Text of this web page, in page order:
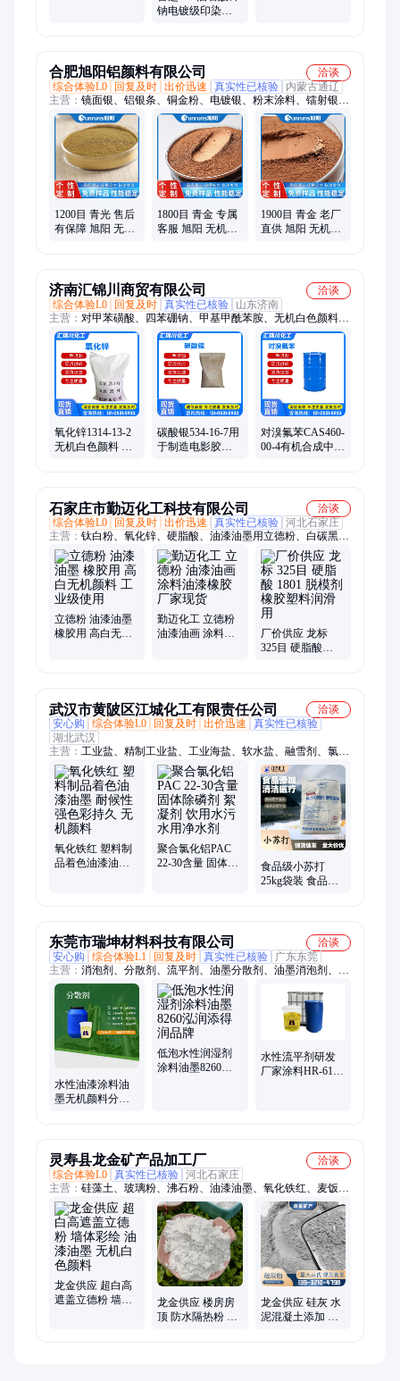
钠电镀级印染还
合肥旭阳铝颜料有限公司
洽谈
综合体验L0
回复及时 出价迅速 真实性已核验
内蒙古通辽
主营： 镜面银、铝银条、铜金粉、电镀银、粉末涂料、镭射银
浆、细白铝银浆、专业铝银粉、油性铝银浆、水性铝银浆、漂浮
铝银浆、闪光铝银浆、耐高温银粉、亮白金属颜料、仿电镀铝银
浆
1200目 青光 售后
有保障 旭阳 无机
1800目 青金 专属
客服 旭阳 无机颜
1900目 青金 老厂
直供 旭阳 无机颜
济南汇锦川商贸有限公司
洽谈
综合体验L0
回复及时 真实性已核验
山东济南
主营： 对甲苯磺酸、四苯硼钠、甲基甲酰苯胺、无机白色颜料、
氟硼酸钾、氯化亚锡、糠醇树脂、氟硼酸钠、氟化铝、丙二醇、
异辛酸钴
氧化锌1314-13-2
无机白色颜料 油
碳酸银534-16-7用
于制造电影胶片
对溴氟苯CAS460-
00-4有机合成中间
石家庄市勤迈化工科技有限公司
洽谈
综合体验L0
回复及时 出价迅速 真实性已核验 河北石家庄
主营： 钛白粉、氧化锌、硬脂酸、油漆油墨用立德粉、白碳黑、
橡胶促进剂、抗氧剂、防老剂、立德粉、碳酸镁、氧化镁、发泡
剂、碳酸锌、饲料二氧化硅、树脂、体育防滑粉、硬脂酸锌、硬
脂酸钙、稳定剂、硬脂酸钡、透明粉
立德粉 油漆油墨
橡胶用 高白无机
勤迈化工 立德粉
油漆油画 涂料油
厂价供应 龙标
325目 硬脂酸
武汉市黄陂区江城化工有限责任公司
洽谈
安心购
综合体验L0 回复及时 出价迅速
真实性已核验
湖北武汉
主营： 工业盐、精制工业盐、工业海盐、软水盐、融雪剂、氯化
钙、焦亚硫酸钠、小苏打、柠檬酸、纯碱、羧甲基纤维素、草
酸、活性炭、尿素、葡萄糖、聚合氯化铝、聚丙烯酰胺、活性白
土、氯化铵、硫酸铵、硫酸亚铁、磷酸三钠、反渗透阻垢剂、氢
氧化钙
氧化铁红 塑料制
品着色油漆油墨
聚合氯化铝PAC
22-30含量 固体除
食品级小苏打
25kg袋装 食品添
东莞市瑞坤材料科技有限公司
洽谈
安心购
综合体验L1 回复及时 真实性已核验
广东东莞
主营： 消泡剂、分散剂、流平剂、油墨分散剂、油墨消泡剂、润
湿剂、抗油剂、涂料消泡剂、涂料分散剂、碳黑分散剂、颜料分
散剂、水性润湿剂、水性分散剂、水性消泡剂、水性流平剂、防
浮色分散剂、防沉降分散剂、防絮凝分散剂、PU抗油剂、抑泡
剂、破泡剂、增硬耐磨抗刮剂、手感剂、农用增效剂、农用展渗
剂
水性油漆涂料油
墨无机颜料分散
低泡水性润湿剂
涂料油墨8260泓
水性流平剂研发
厂家涂料HR-6132
灵寿县龙金矿产品加工厂
洽谈
综合体验L0 真实性已核验 河北石家庄
主营： 硅藻土、玻璃粉、沸石粉、油漆油墨、氧化铁红、麦饭石
粉
龙金供应 超白高
遮盖立德粉 墙体
龙金供应 楼房房
顶 防水隔热粉 防
龙金供应 硅灰 水
泥混凝土添加 保